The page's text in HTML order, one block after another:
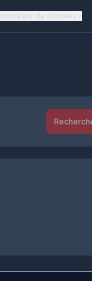
de données